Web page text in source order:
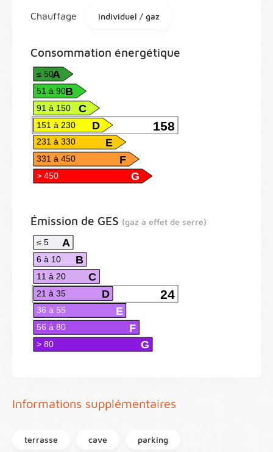
Chauffage individuel / gaz
Consommation énergétique
A
≤ 50
B
51 à 90
C
91 à 150
158
D
151 à 230
E
231 à 330
F
331 à 450
G
> 450
Émission de GES (gaz à effet de serre)
A
≤ 5
B
6 à 10
C
11 à 20
24
D
21 à 35
E
36 à 55
F
56 à 80
G
> 80
Informations supplémentaires
terrasse cave parking